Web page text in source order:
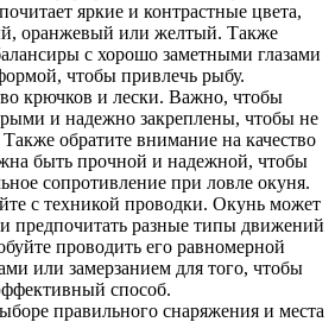
яркие и контрастные цвета,
оранжевый или желтый. Также
с хорошо заметными глазами
чтобы привлечь рыбу.
крючков и лески. Важно, чтобы
и надежно закреплены, чтобы не
обратите внимание на качество
быть прочной и надежной, чтобы
сопротивление при ловле окуня.
с техникой проводки. Окунь может
предпочитать разные типы движений
проводить его равномерной
или замерзанием для того, чтобы
способ.
правильного снаряжения и места